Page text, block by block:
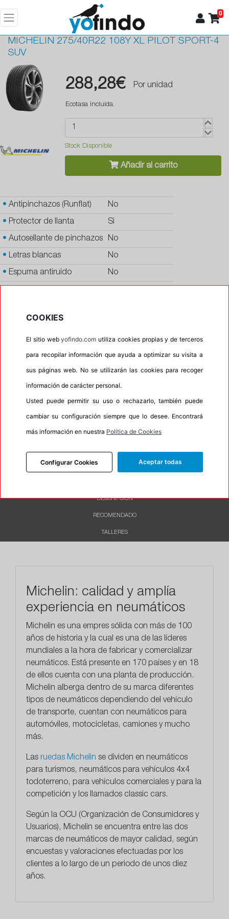
0
MICHELIN 275/40R22 108Y XL PILOT SPORT-4
SUV
288,28€ Por unidad
Ecotasa incluida.
Stock Disponible
Añadir al carrito
• Antipinchazos (Runflat) No
• Protector de llanta Si
• Autosellante de pinchazos No
• Letras blancas No
• Espuma antiruido No
Calidad PREMIUM
P.O.R. No
Oportunidad No
100%
Carretera Campo
Etiqueta energética Información Eprel
DESCRIPCIÓN
RECOMENDADO
TALLERES
Michelin: calidad y amplía
experiencia en neumáticos
Michelin es una empres sólida con más de 100
años de historia y la cual es una de las líderes
mundiales a la hora de fabricar y comercializar
neumáticos. Está presente en 170 países y en 18
de ellos cuenta con una planta de producción.
Michelin alberga dentro de su marca diferentes
tipos de neumáticos dependiendo del vehículo
de transporte, cuentan con neumáticos para
automóviles, motocicletas, camiones y mucho
más.
Las ruedas Michelin se dividen en neumáticos
para turismos, neumáticos para vehículos 4x4
todoterreno, para vehículos comerciales y para la
competición y los llamados classic cars.
Según la OCU (Organización de Consumidores y
Usuarios), Michelin se encuentra entre las dos
marcas de neumáticos de mayor calidad, según
encuestas y valoraciones efectuadas por los
clientes a lo largo de un periodo de unos diez
años.
COOKIES
El sitio webyofindo.com utiliza cookies propias y de terceros
para recopilar información que ayuda a optimizar su visita a
sus páginas web. No se utilizarán las cookies para recoger
información de carácter personal.
Usted puede permitir su uso o rechazarlo, también puede
cambiar su configuración siempre que lo desee. Encontrará
más información en nuestra Política de Cookies
Configurar Cookies Aceptar todas